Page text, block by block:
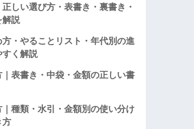
しい選び方・表書き・裏書き・
解説
・やることリスト・年代別の進
すく解説
表書き・中袋・金額の正しい書
種類・水引・金額別の使い分け
方